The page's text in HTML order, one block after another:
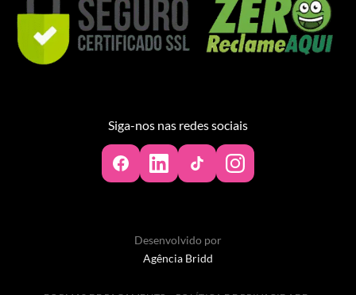
Siga-nos nas redes sociais
Desenvolvido por
Agência Bridd